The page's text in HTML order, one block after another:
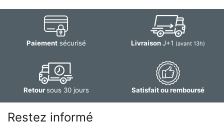
Paiementsécurisé LivraisonJ+1 (avant 13h)
Retoursous 30 jours Satisfait ou remboursé
Restez informé